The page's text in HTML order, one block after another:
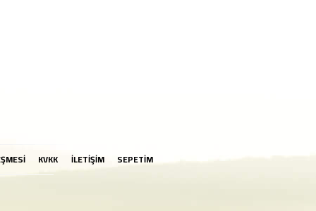
KVKK İLETİŞİM SEPETİM